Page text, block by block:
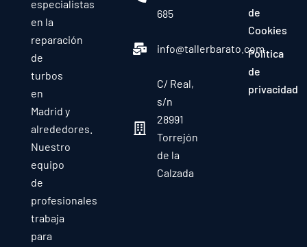
especialistas
en la
reparación
de
turbos
en
Madrid y
alrededores.
Nuestro
equipo
de
profesionales
trabaja
para
685
info@tallerbarato.com
C/ Real,
s/n
28991
Torrejón
de la
Calzada
de
Cookies
Política
de
privacidad